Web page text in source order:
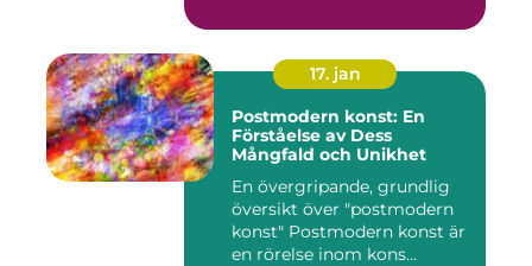
17. jan
Postmodern konst: En
Förståelse av Dess
Mångfald och Unikhet
En övergripande, grundlig
översikt över "postmodern
konst" Postmodern konst är
en rörelse inom kons...